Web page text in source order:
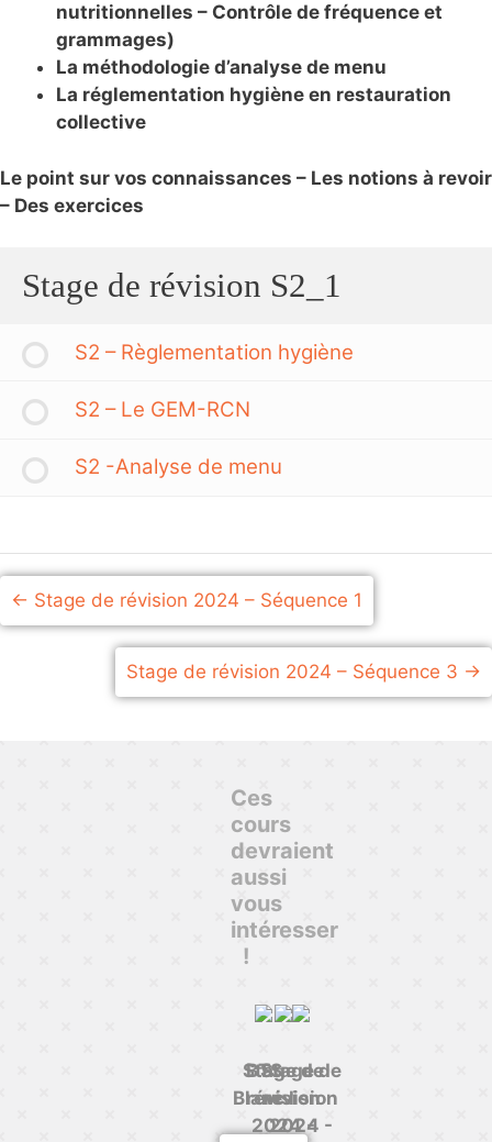
nutritionnelles – Contrôle de fréquence et
grammages)
La méthodologie d’analyse de menu
La réglementation hygiène en restauration
collective
Le point sur vos connaissances – Les notions à revoir
– Des exercices
Stage de révision S2_1
S2 – Règlementation hygiène
S2 – Le GEM-RCN
S2 -Analyse de menu
Stage de révision 2024 – Séquence 1
Stage de révision 2024 – Séquence 3
Ces
cours
devraient
aussi
vous
intéresser
!
BTS
Blanc I
Stage de
révision
2024 -
Stage de
révision
2024 -